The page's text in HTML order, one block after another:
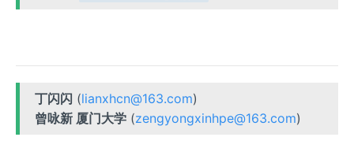
丁闪闪 (lianxhcn@163.com)
曾咏新 厦门大学 (zengyongxinhpe@163.com)